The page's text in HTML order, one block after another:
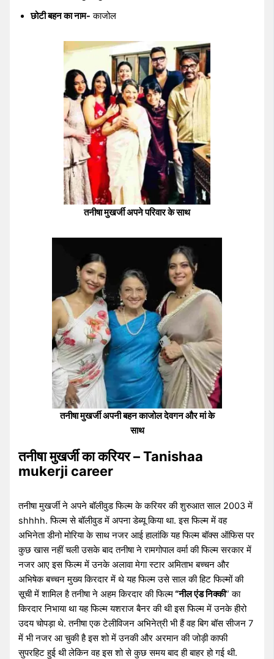
छोटी बहन का नाम- काजोल
तनीषा मुखर्जी अपने परिवार के साथ
तनीषा मुखर्जी अपनी बहन काजोल देवगन और मां के
साथ
तनीषा मुखर्जी का करियर – Tanishaa
mukerji career
तनीषा मुखर्जी ने अपने बॉलीवुड फिल्म के करियर की शुरुआत साल 2003 में
shhhh. फिल्म से बॉलीवुड में अपना डेब्यू किया था. इस फिल्म में वह
अभिनेता डीनो मोरिया के साथ नजर आई हालांकि यह फिल्म बॉक्स ऑफिस पर
कुछ खास नहीं चली उसके बाद तनीषा ने रामगोपाल वर्मा की फिल्म सरकार में
नजर आए इस फिल्म में उनके अलावा मेगा स्टार अमिताभ बच्चन और
अभिषेक बच्चन मुख्य किरदार में थे यह फिल्म उसे साल की हिट फिल्मों की
सूची में शामिल है तनीषा ने अहम किरदार की फिल्म“नील एंड निक्की” का
किरदार निभाया था यह फिल्म यशराज बैनर की थी इस फिल्म में उनके हीरो
उदय चोपड़ा थे. तनीषा एक टेलीविजन अभिनेत्री भी हैं वह बिग बॉस सीजन 7
में भी नजर आ चुकी है इस शो में उनकी और अरमान की जोड़ी काफी
सुपरहिट हुई थी लेकिन वह इस शो से कुछ समय बाद ही बाहर हो गई थी.